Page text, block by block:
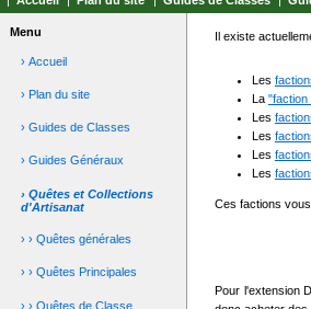
Menu
› Accueil
› Plan du site
› Guides de Classes
› Guides Généraux
› Quêtes et Collections
d'Artisanat
› › Quêtes générales
› › Quêtes Principales
› › Quêtes de Classe
Il existe
Les
La "faction
Les
Les
Les
Les
Ces factions
Pour l'extension